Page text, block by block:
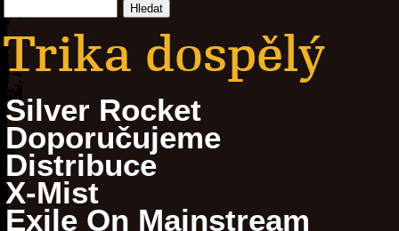
Trika dospělý
Silver Rocket
Doporučujeme
Distribuce
X-Mist
Exile On Mainstream